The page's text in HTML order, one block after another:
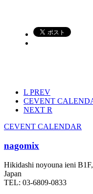
L PREV
CEVENT
NEXT R
CEVENT CALENDAR
nagomix
Hikidashi noyouna ieni
Japan
TEL: 03-6809-0833